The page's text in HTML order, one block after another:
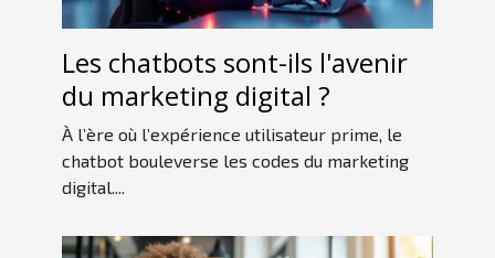
Les chatbots sont-ils l'avenir
du marketing digital ?
À l’ère où l’expérience utilisateur prime, le
chatbot bouleverse les codes du marketing
digital....